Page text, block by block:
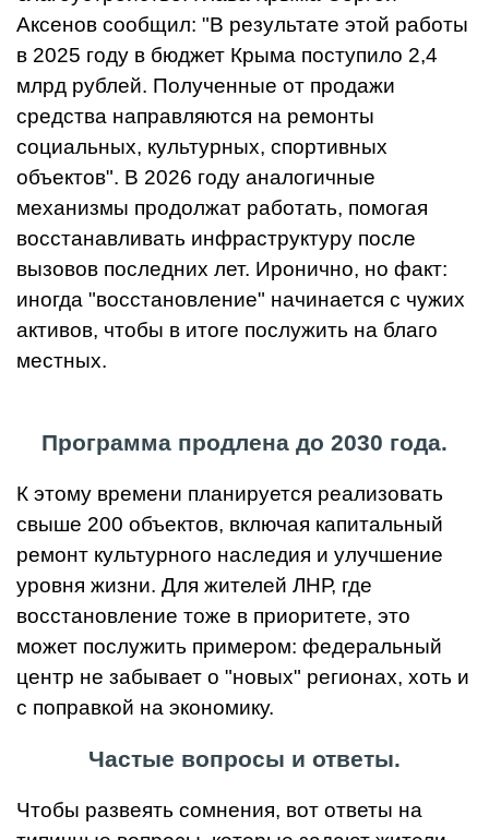
Аксенов сообщил: "В результате этой работы
в 2025 году в бюджет Крыма поступило 2,4
млрд рублей. Полученные от продажи
средства направляются на ремонты
социальных, культурных, спортивных
объектов". В 2026 году аналогичные
механизмы продолжат работать, помогая
восстанавливать инфраструктуру после
вызовов последних лет. Иронично, но факт:
иногда "восстановление" начинается с чужих
активов, чтобы в итоге послужить на благо
местных.
Программа продлена до 2030 года.
К этому времени планируется реализовать
свыше 200 объектов, включая капитальный
ремонт культурного наследия и улучшение
уровня жизни. Для жителей ЛНР, где
восстановление тоже в приоритете, это
может послужить примером: федеральный
центр не забывает о "новых" регионах, хоть и
с поправкой на экономику.
Частые вопросы и ответы.
Чтобы развеять сомнения, вот ответы на